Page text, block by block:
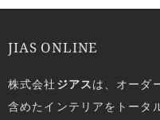
JIAS ONLINE
株式会社 ジアスは、オーダ
含めたインテリアをトータ